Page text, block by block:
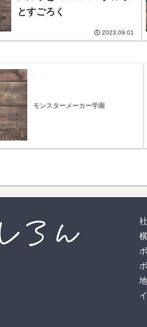
とすごろく
2023.09.01
モンスターメーカー学園